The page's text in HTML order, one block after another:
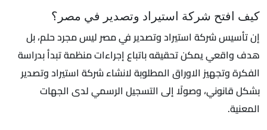
كيف افتح شركة استيراد وتصدير في مصر؟
إن تأسيس شركة استيراد وتصدير في مصر ليس مجرد حلم، بل
هدف واقعي يمكن تحقيقه باتباع إجراءات منظمة تبدأ بدراسة
الفكرة وتجهيز الاوراق المطلوبة لانشاء شركة استيراد وتصدير
بشكل قانوني، وصولًا إلى التسجيل الرسمي لدى الجهات
المعنية.